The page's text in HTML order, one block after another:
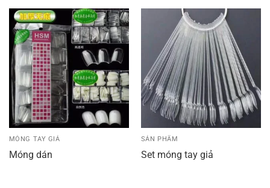
MÓNG TAY GIẢ
Móng dán
SẢN PHẨM
Set móng tay giả